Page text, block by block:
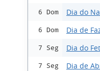
6 Dom Dia do
6 Dom Dia de
7 Seg Dia do
7 Seg Dia de